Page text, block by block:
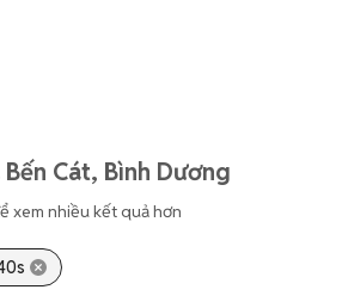
Cát, Bình Dương
xem nhiều kết quả hơn